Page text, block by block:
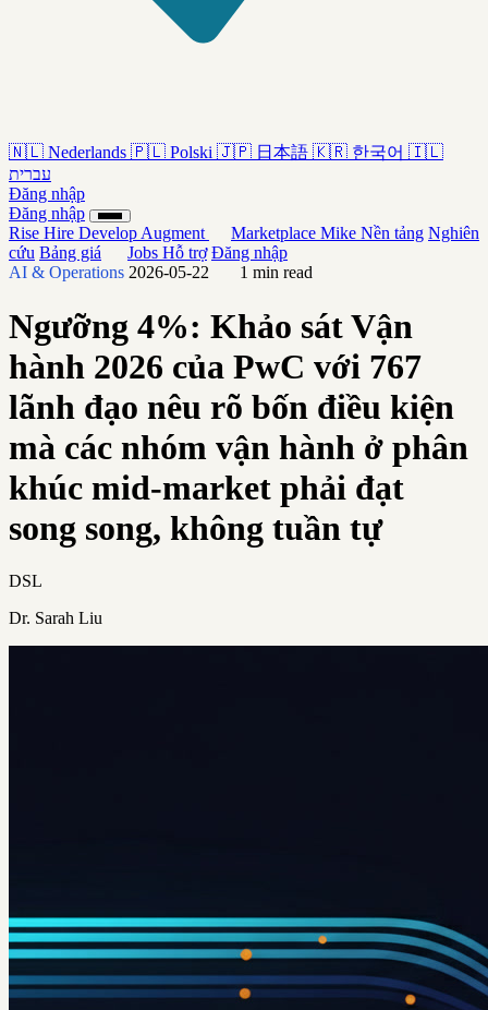
🇳🇱 Nederlands 🇵🇱 Polski 🇯🇵 日本語 🇰🇷 한국어 🇮🇱
עברית
Đăng nhập
Đăng nhập
Rise Hire Develop Augment Marketplace Mike Nền tảng Nghiên
cứu Bảng giá Jobs Hỗ trợ Đăng nhập
AI & Operations 2026-05-22 1 min read
Ngưỡng 4%: Khảo sát Vận
hành 2026 của PwC với 767
lãnh đạo nêu rõ bốn điều kiện
mà các nhóm vận hành ở phân
khúc mid-market phải đạt
song song, không tuần tự
DSL
Dr. Sarah Liu